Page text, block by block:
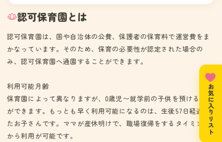
認可保育園とは
認可保育園は、国や自治体の公費、保護者の保育料で運営費をま
かなっています。そのため、保育の必要性が認定された場合の
み、認可保育園へ通園することができます。
利用可能月齢
保育園によって異なりますが、0歳児〜就学前の子供を預けること
ができます。もっとも早く利用可能になるのは、生後57日経過し
たお子さんです。ママが産休明けで、職場復帰をするタイミング
から利用が可能です。
お気に入りリスト